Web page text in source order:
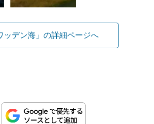
ッデン海」の詳細ページへ